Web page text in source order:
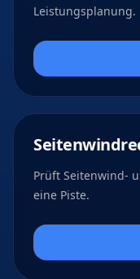
Leistungsplanung.
Prüft Seitenwind-
eine Piste.